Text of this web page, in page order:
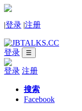
|登录 |注册
登录 ☰
登录 注册
搜索
Facebook